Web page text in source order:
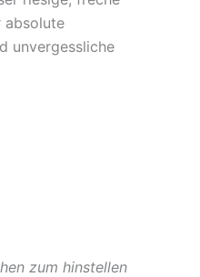
absolute
unvergessliche
zum hinstellen